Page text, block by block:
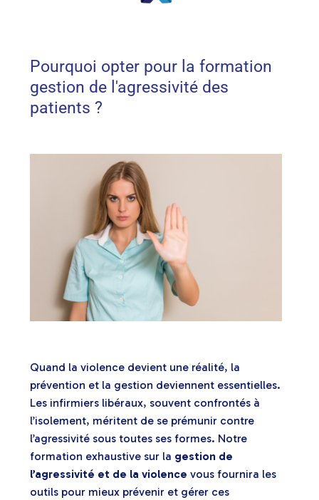
Pourquoi opter pour la formation
gestion de l'agressivité des
patients ?
Quand la violence devient une réalité, la
prévention et la gestion deviennent essentielles.
Les infirmiers libéraux, souvent confrontés à
l’isolement, méritent de se prémunir contre
l’agressivité sous toutes ses formes. Notre
formation exhaustive sur la gestion de
l’agressivité et de la violence vous fournira les
outils pour mieux prévenir et gérer ces